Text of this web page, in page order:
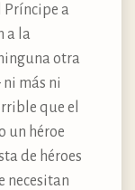
Príncipe a
a la
otra
más ni
que el
un héroe
de héroes
necesitan